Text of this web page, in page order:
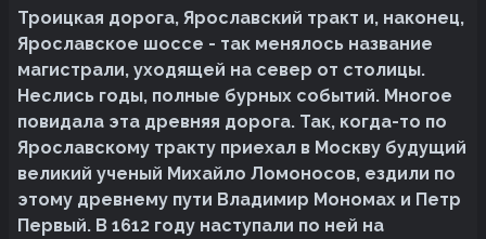
Троицкая дорога, Ярославский тракт и, наконец,
Ярославское шоссе - так менялось название
магистрали, уходящей на север от столицы.
Неслись годы, полные бурных событий. Многое
повидала эта древняя дорога. Так, когда-то по
Ярославскому тракту приехал в Москву будущий
великий ученый Михайло Ломоносов, ездили по
этому древнему пути Владимир Мономах и Петр
Первый. В 1612 году наступали по ней на